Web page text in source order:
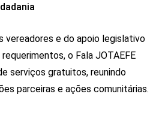
vereadores e do apoio legislativo
o Fala JOTAEFE
serviços gratuitos, reunindo
parceiras e ações comunitárias.